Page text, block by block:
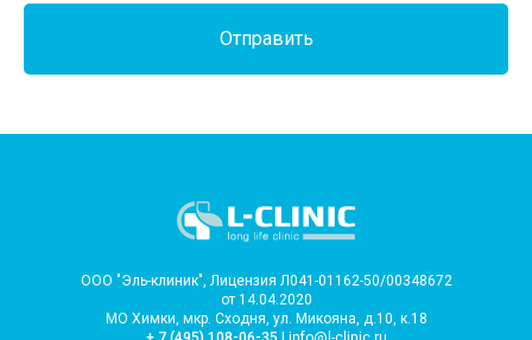
Отправить
ООО "Эль-клиник", Лицензия Л041-01162-50/00348672
от 14.04.2020
МО Химки, мкр. Сходня, ул. Микояна, д.10, к.18